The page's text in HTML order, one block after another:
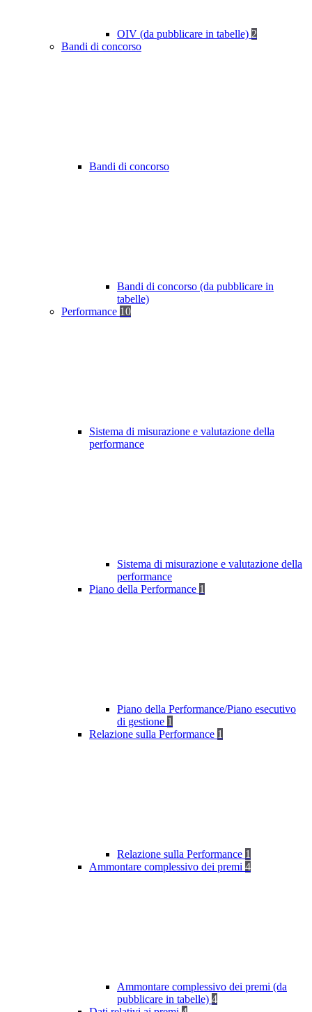
OIV (da pubblicare in tabelle) 2
Bandi di concorso
Bandi di concorso
Bandi di concorso (da pubblicare in
tabelle)
Performance 10
Sistema di misurazione e valutazione della
performance
Sistema di misurazione e valutazione della
performance
Piano della Performance 1
Piano della Performance/Piano esecutivo
di gestione 1
Relazione sulla Performance 1
Relazione sulla Performance 1
Ammontare complessivo dei premi 4
Ammontare complessivo dei premi (da
pubblicare in tabelle) 4